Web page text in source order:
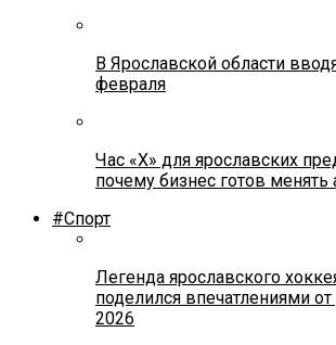
В Ярославской области
февраля
Час «Х» для ярославских
почему бизнес готов менять
#Спорт
Легенда ярославского
поделился впечатлениями от
2026